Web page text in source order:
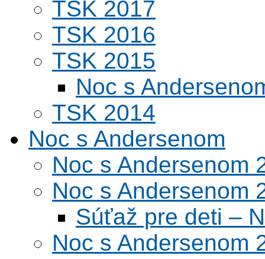
TSK 2017
TSK 2016
TSK 2015
Noc s
TSK 2014
Noc s Andersenom
Noc s Andersenom
Noc s Andersenom
Súťaž pre deti –
Noc s Andersenom